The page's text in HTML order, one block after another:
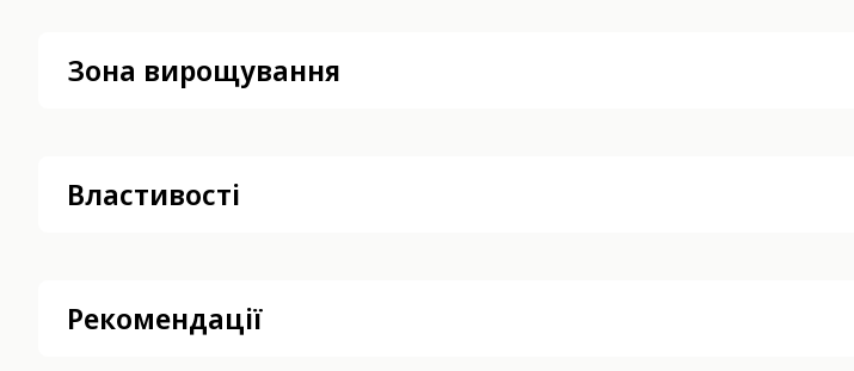
Зона вирощування
Властивості
Рекомендації